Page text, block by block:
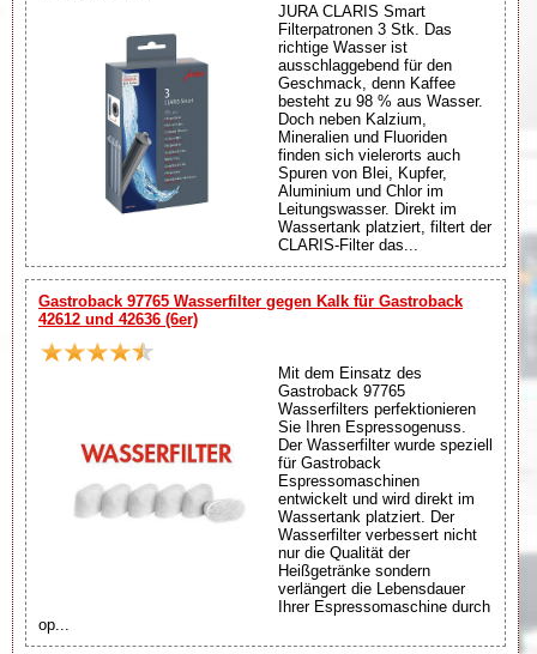
JURA CLARIS Smart
Filterpatronen 3 Stk. Das
richtige Wasser ist
ausschlaggebend für den
Geschmack, denn Kaffee
besteht zu 98 % aus Wasser.
Doch neben Kalzium,
Mineralien und Fluoriden
finden sich vielerorts auch
Spuren von Blei, Kupfer,
Aluminium und Chlor im
Leitungswasser. Direkt im
Wassertank platziert, filtert der
CLARIS-Filter das...
Gastroback 97765 Wasserfilter gegen Kalk für Gastroback
42612 und 42636 (6er)
Mit dem Einsatz des
Gastroback 97765
Wasserfilters perfektionieren
Sie Ihren Espressogenuss.
Der Wasserfilter wurde speziell
für Gastroback
Espressomaschinen
entwickelt und wird direkt im
Wassertank platziert. Der
Wasserfilter verbessert nicht
nur die Qualität der
Heißgetränke sondern
verlängert die Lebensdauer
Ihrer Espressomaschine durch
op...